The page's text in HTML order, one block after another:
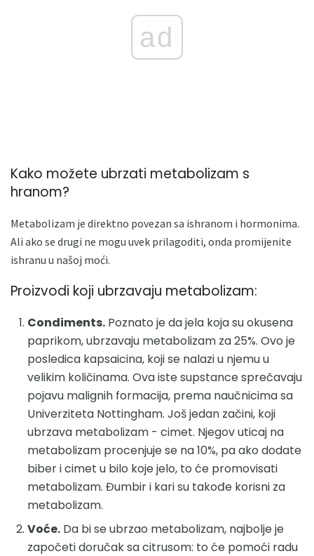
ad
Kako možete ubrzati metabolizam s
hranom?
Metabolizam je direktno povezan sa ishranom i hormonima.
Ali ako se drugi ne mogu uvek prilagoditi, onda promijenite
ishranu u našoj moći.
Proizvodi koji ubrzavaju metabolizam:
Condiments. Poznato je da jela koja su okusena
paprikom, ubrzavaju metabolizam za 25%. Ovo je
posledica kapsaicina, koji se nalazi u njemu u
velikim količinama. Ova iste supstance sprečavaju
pojavu malignih formacija, prema naučnicima sa
Univerziteta Nottingham. Još jedan začini, koji
ubrzava metabolizam - cimet. Njegov uticaj na
metabolizam procenjuje se na 10%, pa ako dodate
biber i cimet u bilo koje jelo, to će promovisati
metabolizam. Đumbir i kari su takođe korisni za
metabolizam.
Voće. Da bi se ubrzao metabolizam, najbolje je
započeti doručak sa citrusom: to će pomoći radu